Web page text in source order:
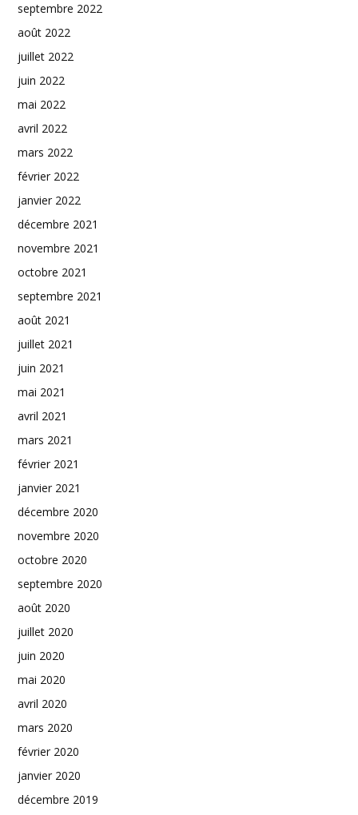
septembre 2022
août 2022
juillet 2022
juin 2022
mai 2022
avril 2022
mars 2022
février 2022
janvier 2022
décembre 2021
novembre 2021
octobre 2021
septembre 2021
août 2021
juillet 2021
juin 2021
mai 2021
avril 2021
mars 2021
février 2021
janvier 2021
décembre 2020
novembre 2020
octobre 2020
septembre 2020
août 2020
juillet 2020
juin 2020
mai 2020
avril 2020
mars 2020
février 2020
janvier 2020
décembre 2019